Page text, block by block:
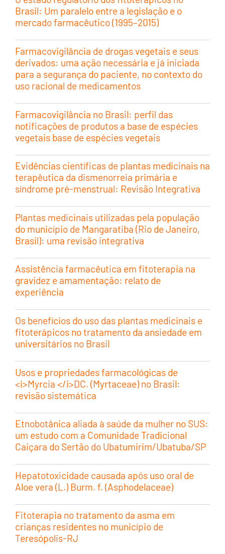
Brasil: Um paralelo entre a legislação e o
mercado farmacêutico (1995–2015)
Farmacovigilância de drogas vegetais e seus
derivados: uma ação necessária e já iniciada
para a segurança do paciente, no contexto do
uso racional de medicamentos
Farmacovigilância no Brasil: perfil das
notificações de produtos a base de espécies
vegetais base de espécies vegetais
Evidências científicas de plantas medicinais na
terapêutica da dismenorreia primária e
síndrome pré-menstrual: Revisão Integrativa
Plantas medicinais utilizadas pela população
do município de Mangaratiba (Rio de Janeiro,
Brasil): uma revisão integrativa
Assistência farmacêutica em fitoterapia na
gravidez e amamentação: relato de
experiência
Os benefícios do uso das plantas medicinais e
fitoterápicos no tratamento da ansiedade em
universitários no Brasil
Usos e propriedades farmacológicas de
<i>Myrcia </i>DC. (Myrtaceae) no Brasil:
revisão sistemática
Etnobotânica aliada à saúde da mulher no SUS:
um estudo com a Comunidade Tradicional
Caiçara do Sertão do Ubatumirim/Ubatuba/SP
Hepatotoxicidade causada após uso oral de
Aloe vera (L.) Burm. f. (Asphodelaceae)
Fitoterapia no tratamento da asma em
crianças residentes no município de
Teresópolis-RJ